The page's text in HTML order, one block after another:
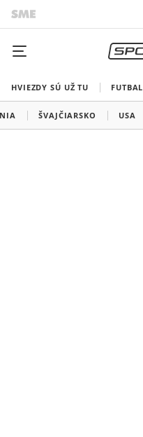
HVIEZDY SÚ UŽ TU FUTBAL
ŠVAJČIARSKO USA